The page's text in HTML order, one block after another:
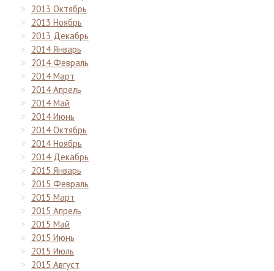
2013 Октябрь
2013 Ноябрь
2013 Декабрь
2014 Январь
2014 Февраль
2014 Март
2014 Апрель
2014 Май
2014 Июнь
2014 Октябрь
2014 Ноябрь
2014 Декабрь
2015 Январь
2015 Февраль
2015 Март
2015 Апрель
2015 Май
2015 Июнь
2015 Июль
2015 Август